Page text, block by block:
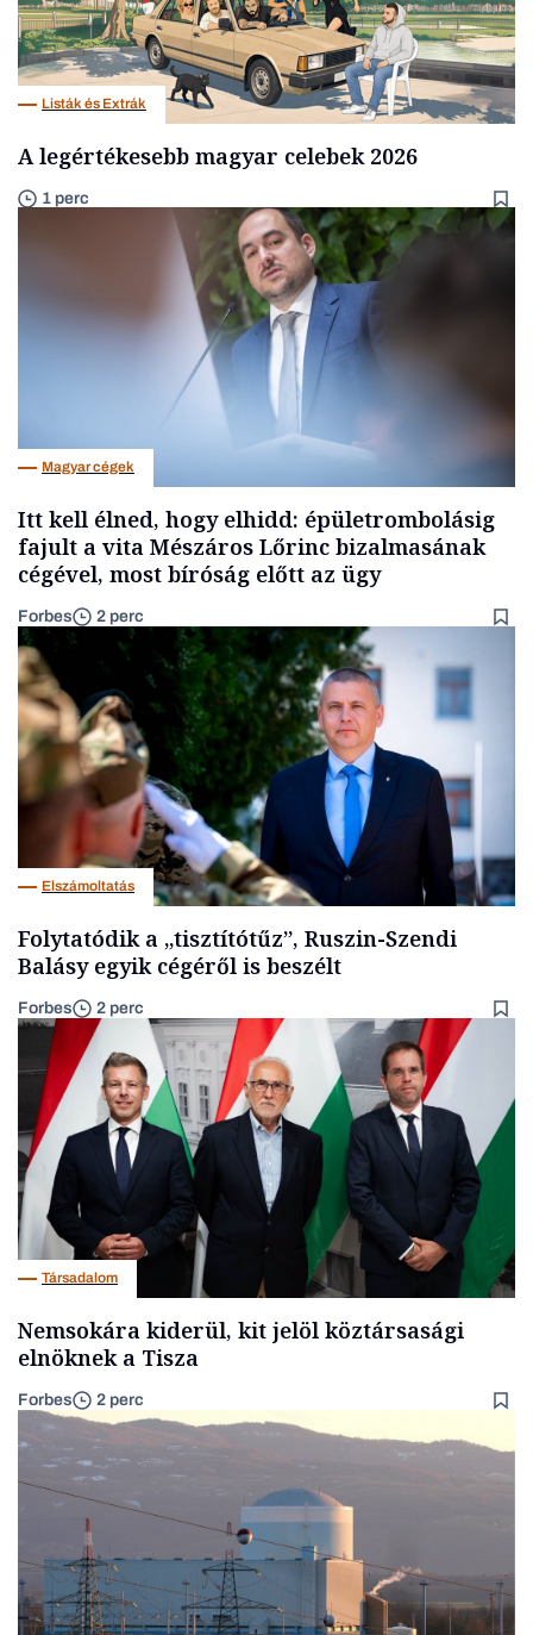
Listák és Extrák
A legértékesebb magyar celebek 2026
1 perc
Magyar cégek
Itt kell élned, hogy elhidd: épületrombolásig
fajult a vita Mészáros Lőrinc bizalmasának
cégével, most bíróság előtt az ügy
Forbes 2 perc
Elszámoltatás
Folytatódik a „tisztítótűz”, Ruszin-Szendi
Balásy egyik cégéről is beszélt
Forbes 2 perc
Társadalom
Nemsokára kiderül, kit jelöl köztársasági
elnöknek a Tisza
Forbes 2 perc